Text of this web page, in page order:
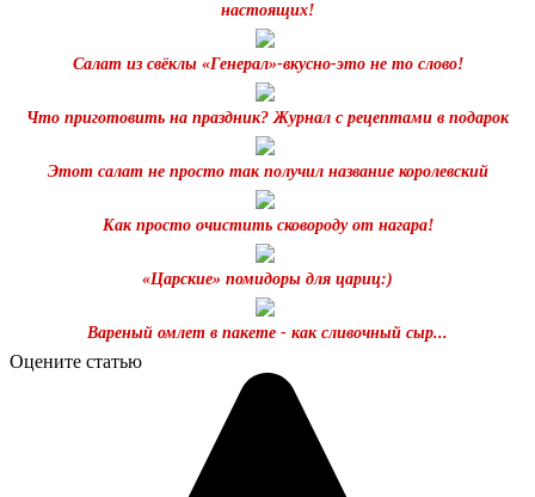
настоящих!
Салат из свёклы «Генерал»-вкусно-это не то слово!
Что приготовить на праздник? Журнал с рецептами в подарок
Этот салат не просто так получил название королевский
Как просто очистить сковороду от нагара!
«Царские» помидоры для цариц:)
Вареный омлет в пакете - как сливочный сыр...
Оцените статью